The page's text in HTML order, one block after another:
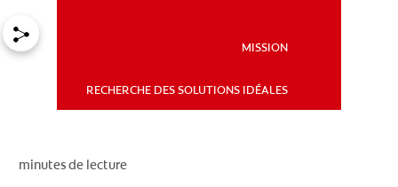
MISSION
RECHERCHE DES SOLUTIONS IDÉALES
minutes de lecture